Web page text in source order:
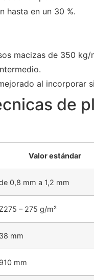
hasta en un 30 %.
macizas de 350 kg/
al incorporar
de
Valor estándar
0,8 mm a 1,2 mm
Z275 – 275 g/m²
38 mm
910 mm